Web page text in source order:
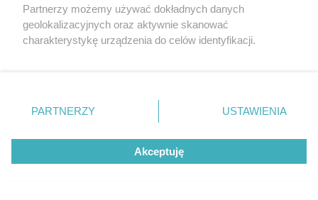
Partnerzy możemy używać dokładnych danych
geolokalizacyjnych oraz aktywnie skanować
charakterystykę urządzenia do celów identyfikacji.
zmienić/wycofać klikając przycisk ustawień prywatności
znajdujący się w lewym dolnym rogu strony
rodzaje przetwarzania danych nie wymagają zgody
użytkownika, ale masz prawo sprzeciwić się takiemu
przetwarzaniu. Preferencje będą miały zastosowanie tylko
PARTNERZY USTAWIENIA
Akceptuję